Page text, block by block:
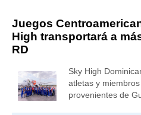
Juegos
High transportará a
RD
Sky High
atletas y
provenientes de